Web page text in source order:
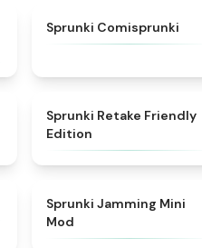
Sprunki Comisprunki
★
Sprunki Retake Friendly
Edition
★
Sprunki Jamming Mini
Mod